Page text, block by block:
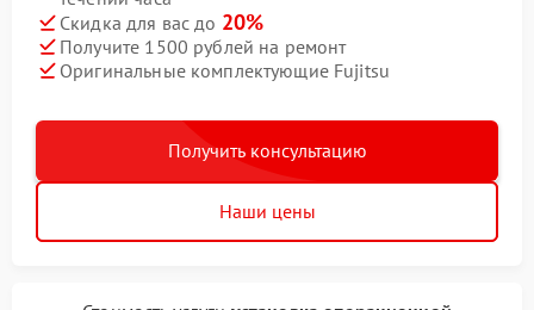
Скидка для вас до 20%
Получите 1500 рублей на ремонт
Оригинальные комплектующие Fujitsu
Получить консультацию
Наши цены